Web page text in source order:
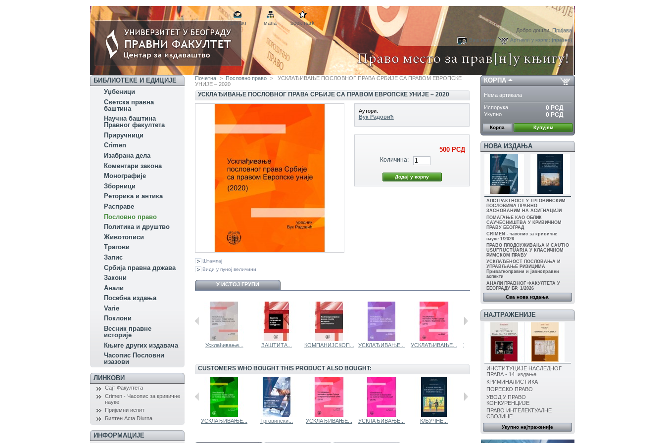
контакт мапа
bookmark
Добро дошли, Пријава
Артикли у корпи: (празно)
Ваш налог
БИБЛИОТЕКЕ И ЕДИЦИЈЕ
Уџбеници
Светска правна
баштина
Научна баштина
Правног факултета
Приручници
Crimen
Изабрана дела
Коментари закона
Монографије
Зборници
Реторика и антика
Расправе
Пословно право
Политика и друштво
Животописи
Трагови
Запис
Србија правна држава
Закони
Aнали
Посебна издања
Variе
Поклони
Весник правне
историје
Књиге других издавача
Часопис Пословни
изазови
ЛИНКОВИ
Сајт Факултета
Crimen - Часопис за кривичне
науке
Пријемни испит
Билтен Acta Diurna
ИНФОРМАЦИЈЕ
Почетна > Пословно право >
УСКЛАЂИВАЊЕ ПОСЛОВНОГ ПРАВА СРБИЈЕ СА ПРАВОМ ЕВРОПСКЕ
УНИЈЕ – 2020
УСКЛАЂИВАЊЕ ПОСЛОВНОГ ПРАВА СРБИЈЕ СА ПРАВОМ ЕВРОПСКЕ УНИЈЕ – 2020
Штампај
Види у пуној величини
Аутори:
Вук Радовић
500 РСД
Количина:
У ИСТОЈ ГРУПИ
НАКНАДА... ОСИГУРАЊЕ ОД... Усклађивање... ЗАШТИТА... КОМПАНИЈСКОП... УСКЛАЂИВАЊЕ... УСКЛАЂИВАЊЕ... УСКЛАЂИВАЊЕ... СТЕЧАЈНО...
CUSTOMERS WHO BOUGHT THIS PRODUCT ALSO BOUGHT:
УСКЛАЂИВАЊЕ... ЗАСНИВАЊЕ... УСКЛАЂИВАЊЕ... Трговински... УСКЛАЂИВАЊЕ... УСКЛАЂИВАЊЕ... КЉУЧНЕ...
КОРПА
Нема артикала
Испорука 0 РСД
Укупно 0 РСД
Корпа Купујем
НОВА ИЗДАЊА
АПСТРАКТНОСТ У ТРГОВИНСКИМ
ПОСЛОВИМА ПРАВНО
ЗАСНОВАНИМ НА АСИГНАЦИЈИ
ПОМАГАЊЕ КАО ОБЛИК
САУЧЕСНИШТВА У КРИВИЧНОМ
ПРАВУ БЕОГРАД
CRIMEN - часопис за кривичне
науке 1/2026
ПРАВО ПЛОДОУЖИВАЊА И CAUTIO
USUFRUCTUARIA У КЛАСИЧНОМ
РИМСКОМ ПРАВУ
УСКЛАЂЕНОСТ ПОСЛОВАЊА И
УПРАВЉАЊЕ РИЗИЦИМА
Приватноправни и јавноправни
аспекти
АНАЛИ ПРАВНОГ ФАКУЛТЕТА У
БЕОГРАДУ БР. 1/2026
Сва нова издања
НАЈТРАЖЕНИЈЕ
ИНСТИТУЦИЈЕ НАСЛЕДНОГ
ПРАВА - 14. издање
КРИМИНАЛИСТИКА
ПОРЕСКО ПРАВО
УВОД У ПРАВО
КОНКУРЕНЦИЈЕ
ПРАВО ИНТЕЛЕКТУАЛНЕ
СВОЈИНЕ
Укупно најтраженије